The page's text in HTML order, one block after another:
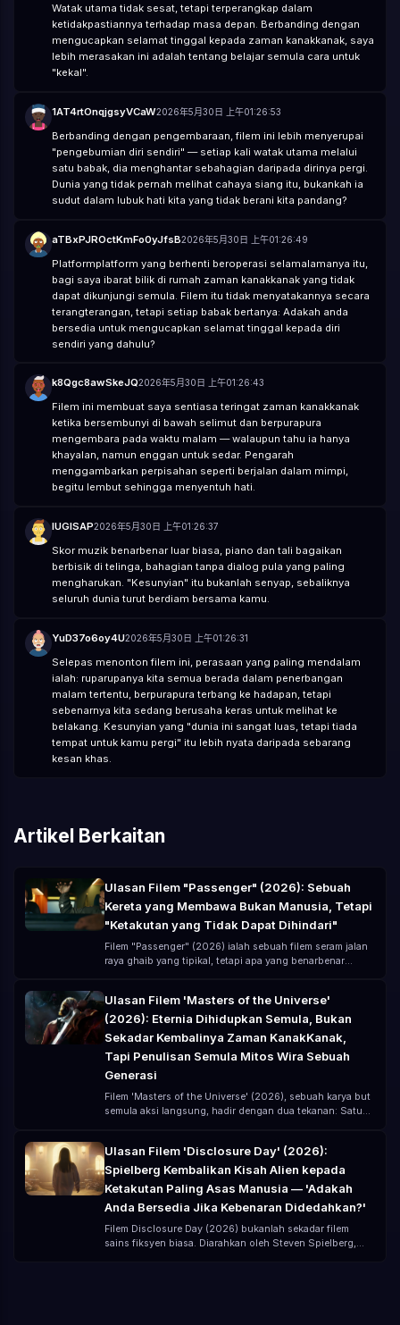
Watak utama tidak sesat, tetapi terperangkap dalam
ketidakpastiannya terhadap masa depan. Berbanding dengan
mengucapkan selamat tinggal kepada zaman kanakkanak, saya
lebih merasakan ini adalah tentang belajar semula cara untuk
"kekal".
1AT4rtOnqjgsyVCaW2026年5月30日 上午01:26:53
Berbanding dengan pengembaraan, filem ini lebih menyerupai
"pengebumian diri sendiri" — setiap kali watak utama melalui
satu babak, dia menghantar sebahagian daripada dirinya pergi.
Dunia yang tidak pernah melihat cahaya siang itu, bukankah ia
sudut dalam lubuk hati kita yang tidak berani kita pandang?
aTBxPJROctKmFo0yJfsB2026年5月30日 上午01:26:49
Platformplatform yang berhenti beroperasi selamalamanya itu,
bagi saya ibarat bilik di rumah zaman kanakkanak yang tidak
dapat dikunjungi semula. Filem itu tidak menyatakannya secara
terangterangan, tetapi setiap babak bertanya: Adakah anda
bersedia untuk mengucapkan selamat tinggal kepada diri
sendiri yang dahulu?
k8Qgc8awSkeJQ2026年5月30日 上午01:26:43
Filem ini membuat saya sentiasa teringat zaman kanakkanak
ketika bersembunyi di bawah selimut dan berpurapura
mengembara pada waktu malam — walaupun tahu ia hanya
khayalan, namun enggan untuk sedar. Pengarah
menggambarkan perpisahan seperti berjalan dalam mimpi,
begitu lembut sehingga menyentuh hati.
lUGISAP2026年5月30日 上午01:26:37
Skor muzik benarbenar luar biasa, piano dan tali bagaikan
berbisik di telinga, bahagian tanpa dialog pula yang paling
mengharukan. "Kesunyian" itu bukanlah senyap, sebaliknya
seluruh dunia turut berdiam bersama kamu.
YuD37o6oy4U2026年5月30日 上午01:26:31
Selepas menonton filem ini, perasaan yang paling mendalam
ialah: ruparupanya kita semua berada dalam penerbangan
malam tertentu, berpurapura terbang ke hadapan, tetapi
sebenarnya kita sedang berusaha keras untuk melihat ke
belakang. Kesunyian yang "dunia ini sangat luas, tetapi tiada
tempat untuk kamu pergi" itu lebih nyata daripada sebarang
kesan khas.
Artikel Berkaitan
Ulasan Filem "Passenger" (2026): Sebuah
Kereta yang Membawa Bukan Manusia, Tetapi
"Ketakutan yang Tidak Dapat Dihindari"
Filem "Passenger" (2026) ialah sebuah filem seram jalan
raya ghaib yang tipikal, tetapi apa yang benarbenar
sebenarnya anda hanya "membawa bahaya bersamasama
di dalam kereta". Diarahkan oleh André Øvredal,
dibintangi oleh Jacob Scipio, Lou Llobell dan Melissa
Leo, filem ini menggunakan bajet rendah (kirakira USD 15
juta) untuk mencipta pengalaman seram yang sangat
"menekan".
Ulasan Filem 'Masters of the Universe'
(2026): Eternia Dihidupkan Semula, Bukan
Sekadar Kembalinya Zaman KanakKanak,
Tapi Penulisan Semula Mitos Wira Sebuah
Generasi
Filem 'Masters of the Universe' (2026), sebuah karya but
semula aksi langsung, hadir dengan dua tekanan: Satu
terhadap transformasi 'IP bertaraf alam semesta' Bagi
ramai orang, 'Masters of the Universe' bukanlah cerita
baru, tetapi satu baris ingatan: 'Demi Kuasa Grayskull!'
Tetapi versi 2026, bukan lagi sekadar nostalgia, tetapi
pembinaan semula mitos yang dinaik taraf sepenuhnya.
Ulasan Filem 'Disclosure Day' (2026):
Spielberg Kembalikan Kisah Alien kepada
Ketakutan Paling Asas Manusia — 'Adakah
Anda Bersedia Jika Kebenaran Didedahkan?'
Filem Disclosure Day (2026) bukanlah sekadar filem
sains fiksyen biasa. Diarahkan oleh Steven Spielberg,